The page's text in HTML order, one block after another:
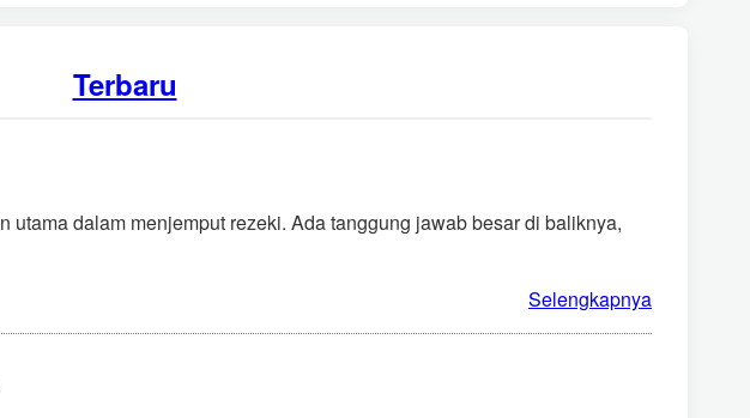
Terbaru
dalam menjemput rezeki. Ada tanggung jawab besar di baliknya,
Selengkapnya